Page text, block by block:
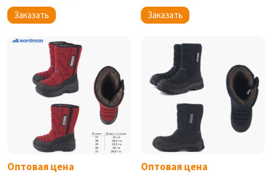
Заказать Заказать
Оптовая цена Оптовая цена